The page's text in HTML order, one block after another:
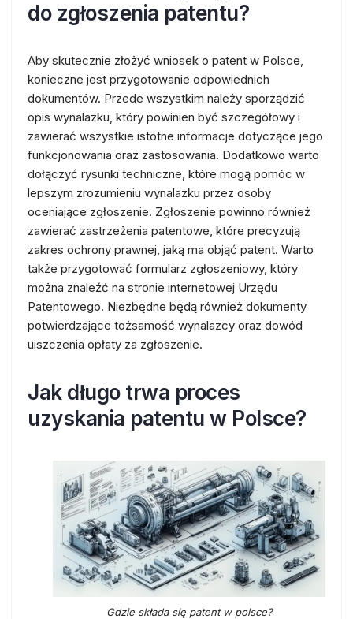
do zgłoszenia patentu?
Aby skutecznie złożyć wniosek o patent w Polsce,
konieczne jest przygotowanie odpowiednich
dokumentów. Przede wszystkim należy sporządzić
opis wynalazku, który powinien być szczegółowy i
zawierać wszystkie istotne informacje dotyczące jego
funkcjonowania oraz zastosowania. Dodatkowo warto
dołączyć rysunki techniczne, które mogą pomóc w
lepszym zrozumieniu wynalazku przez osoby
oceniające zgłoszenie. Zgłoszenie powinno również
zawierać zastrzeżenia patentowe, które precyzują
zakres ochrony prawnej, jaką ma objąć patent. Warto
także przygotować formularz zgłoszeniowy, który
można znaleźć na stronie internetowej Urzędu
Patentowego. Niezbędne będą również dokumenty
potwierdzające tożsamość wynalazcy oraz dowód
uiszczenia opłaty za zgłoszenie.
Jak długo trwa proces
uzyskania patentu w Polsce?
Gdzie składa się patent w polsce?